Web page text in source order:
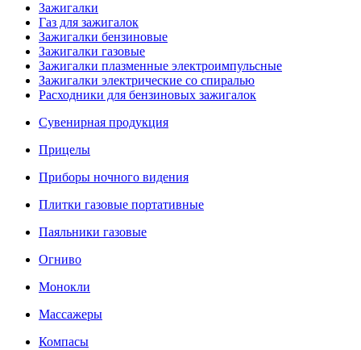
Зажигалки
Газ для зажигалок
Зажигалки бензиновые
Зажигалки газовые
Зажигалки плазменные электроимпульсные
Зажигалки электрические со спиралью
Расходники для бензиновых зажигалок
Сувенирная продукция
Прицелы
Приборы ночного видения
Плитки газовые портативные
Паяльники газовые
Огниво
Монокли
Массажеры
Компасы